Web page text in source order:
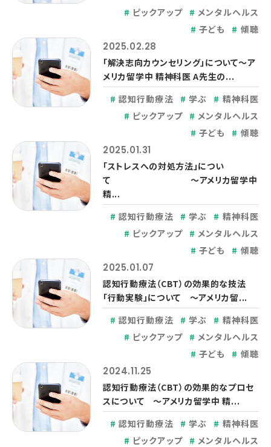
ピックアップ
メンタルヘルス
子ども
傾聴
2025.02.28
「解決志向カウンセリング」について～ア
メリカ留学中 精神科医 A先生の...
認知行動療法
学ぶ
精神科医
ピックアップ
メンタルヘルス
子ども
傾聴
2025.01.31
「ストレスへの対処方法」につい
て ～アメリカ留学中
精...
認知行動療法
学ぶ
精神科医
ピックアップ
メンタルヘルス
子ども
傾聴
2025.01.07
認知行動療法（CBT）の効果的な技法
「行動実験」について ～アメリカ留...
認知行動療法
学ぶ
精神科医
ピックアップ
メンタルヘルス
子ども
傾聴
2024.11.25
認知行動療法（CBT）の効果的なプロセ
スについて ～アメリカ留学中 精...
認知行動療法
学ぶ
精神科医
ピックアップ
メンタルヘルス